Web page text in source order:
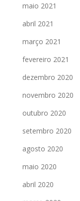
maio 2021
abril 2021
março 2021
fevereiro 2021
dezembro 2020
novembro 2020
outubro 2020
setembro 2020
agosto 2020
maio 2020
abril 2020